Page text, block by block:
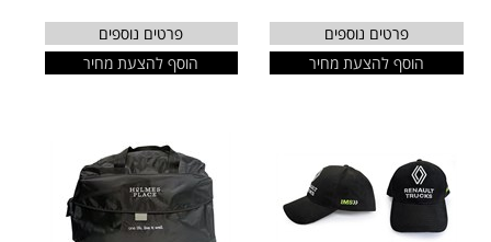
פרטים נוספים
הוסף להצעת מחיר
פרטים נוספים
הוסף להצעת מחיר